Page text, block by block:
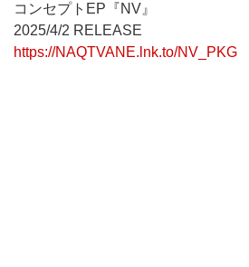
コンセプトEP『NV』
2025/4/2 RELEASE
https://NAQTVANE.lnk.to/NV_PKG